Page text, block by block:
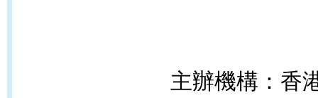
主辦機構：香